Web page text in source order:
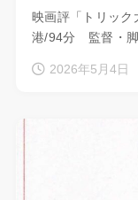
映画評「トリッ
港/94分 監督・
2026年5月4日